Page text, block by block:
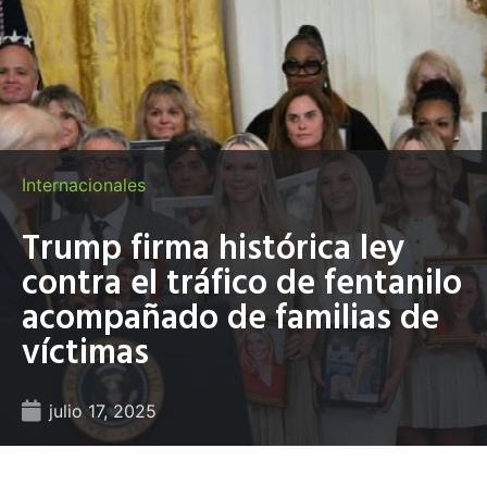
Internacionales
Trump firma histórica ley
contra el tráfico de fentanilo
acompañado de familias de
víctimas
julio 17, 2025